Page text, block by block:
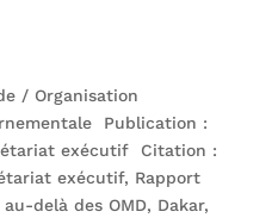
/ Organisation
Publication :
exécutif Citation :
exécutif, Rapport
delà des OMD, Dakar,